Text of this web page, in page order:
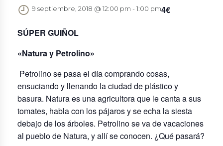
9 septiembre, 2018 @ 12:00 pm - 1:00 pm4€
SÚPER GUIÑOL
«Natura y Petrolino»
Petrolino se pasa el día comprando cosas,
ensuciando y llenando la ciudad de plástico y
basura. Natura es una agricultora que le canta a sus
tomates, habla con los pájaros y se echa la siesta
debajo de los árboles. Petrolino se va de vacaciones
al pueblo de Natura, y allí se conocen. ¿Qué pasará?